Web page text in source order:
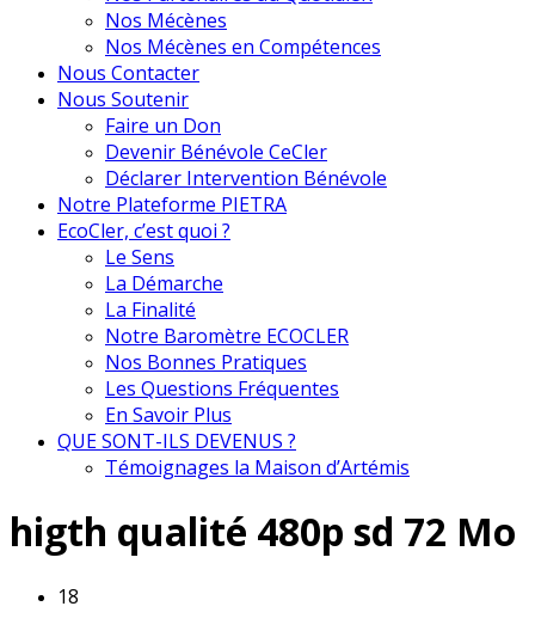
Nos Mécènes
Nos Mécènes en Compétences
Nous Contacter
Nous Soutenir
Faire un Don
Devenir Bénévole CeCler
Déclarer Intervention Bénévole
Notre Plateforme PIETRA
EcoCler, c’est quoi ?
Le Sens
La Démarche
La Finalité
Notre Baromètre ECOCLER
Nos Bonnes Pratiques
Les Questions Fréquentes
En Savoir Plus
QUE SONT-ILS DEVENUS ?
Témoignages la Maison d’Artémis
higth qualité 480p sd 72 Mo
18